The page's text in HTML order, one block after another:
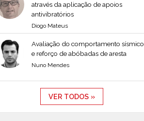
através da aplicação de apoios
antivibratórios
Diogo Mateus
Avaliação do comportamento sísmico
e reforço de abóbadas de aresta
Nuno Mendes
VER TODOS »